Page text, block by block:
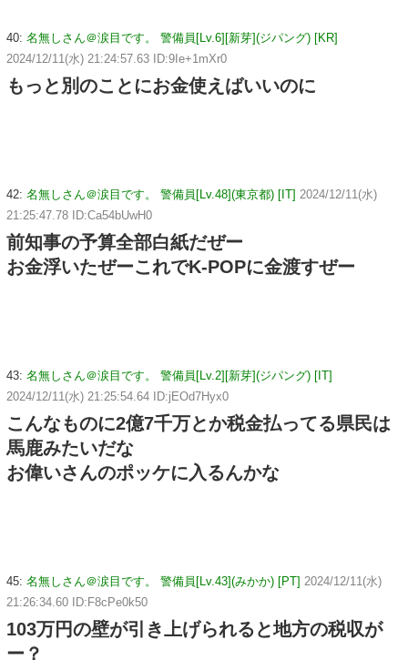
40: 名無しさん＠涙目です。 警備員[Lv.6][新芽](ジパング) [KR]
2024/12/11(水) 21:24:57.63 ID:9Ie+1mXr0
もっと別のことにお金使えばいいのに
42: 名無しさん＠涙目です。 警備員[Lv.48](東京都) [IT] 2024/12/11(水)
21:25:47.78 ID:Ca54bUwH0
前知事の予算全部白紙だぜー
お金浮いたぜーこれでK-POPに金渡すぜー
43: 名無しさん＠涙目です。 警備員[Lv.2][新芽](ジパング) [IT]
2024/12/11(水) 21:25:54.64 ID:jEOd7Hyx0
こんなものに2億7千万とか税金払ってる県民は
馬鹿みたいだな
お偉いさんのポッケに入るんかな
45: 名無しさん＠涙目です。 警備員[Lv.43](みかか) [PT] 2024/12/11(水)
21:26:34.60 ID:F8cPe0k50
103万円の壁が引き上げられると地方の税収が
ー？